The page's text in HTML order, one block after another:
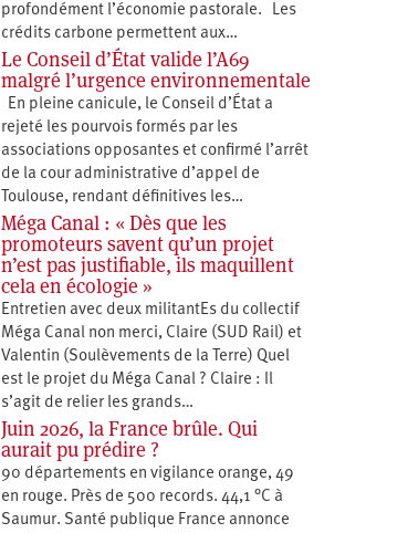
profondément l’économie pastorale. Les
crédits carbone permettent aux…
Le Conseil d’État valide l’A69
malgré l’urgence environnementale
En pleine canicule, le Conseil d’État a
rejeté les pourvois formés par les
associations opposantes et confirmé l’arrêt
de la cour administrative d’appel de
Toulouse, rendant définitives les…
Méga Canal : « Dès que les
promoteurs savent qu’un projet
n’est pas justifiable, ils maquillent
cela en écologie »
Entretien avec deux militantEs du collectif
Méga Canal non merci, Claire (SUD Rail) et
Valentin (Soulèvements de la Terre) Quel
est le projet du Méga Canal ? Claire : Il
s’agit de relier les grands…
Juin 2026, la France brûle. Qui
aurait pu prédire ?
90 départements en vigilance orange, 49
en rouge. Près de 500 records. 44,1 °C à
Saumur. Santé publique France annonce